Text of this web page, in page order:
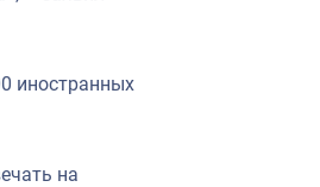
иностранных
на